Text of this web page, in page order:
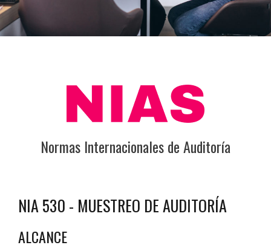
Normas Internacionales de Auditoría
NIA 530 - MUESTREO DE AUDITORÍA
ALCANCE